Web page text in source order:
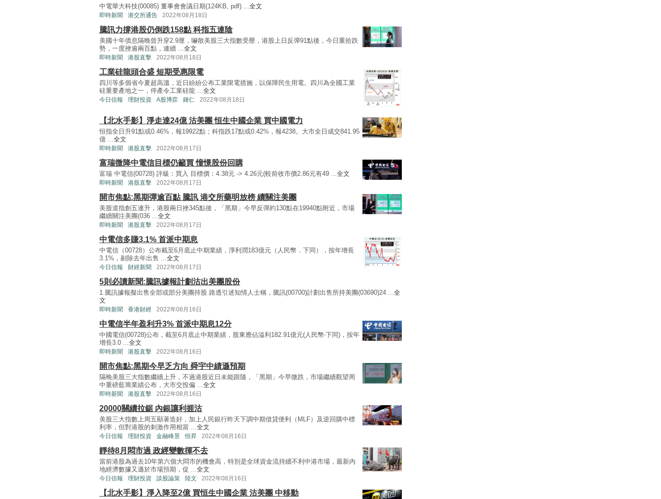
中電華大科技(00085) 董事會會議日期(124KB, pdf) ...全文
即時新聞 港交所通告 2022年08月18日
騰訊力撐港股仍倒跌158點 科指五連陰
美國十年債息隔晚曾升穿2.9厘，嚇散美股三大指數受壓，港股上日反彈91點後，今日重拾跌
勢，一度挫逾兩百點，連續 ...全文
即時新聞 港股直擊 2022年08月18日
工業硅龍頭合盛 短期受惠限電
四川等多個省今夏超高溫，近日紛紛公布工業限電措施，以保障民生用電。四川為全國工業
硅重要產地之一，停產令工業硅龍 ...全文
今日信報 理財投資 A股博弈 鍾仁 2022年08月18日
【北水手影】淨走達24億 沽美團 恒生中國企業 買中國電力
恒指全日升91點或0.46%，報19922點；科指跌17點或0.42%，報4238。大市全日成交841.95
億 ... 全文
即時新聞 港股直擊 2022年08月17日
富瑞微降中電信目標仍籲買 憧憬股份回購
富瑞 中電信(00728) 評級：買入 目標價：4.38元 -> 4.26元(較前收市價2.86元有49 ... 全文
即時新聞 港股直擊 2022年08月17日
開市焦點:黑期彈逾百點 騰訊 港交所藥明放榜 續關注美團
美股道指創五連升，港股兩日挫345點後，「黑期」今早反彈約130點在19940點附近，市場
繼續關注美團(036 ... 全文
即時新聞 港股直擊 2022年08月17日
中電信多賺3.1% 首派中期息
中電信（00728）公布截至6月底止中期業績，淨利潤183億元（人民幣．下同），按年增長
3.1%，剔除去年出售 ... 全文
今日信報 財經新聞 2022年08月17日
5則必讀新聞:騰訊據報計劃沽出美團股份
1.騰訊據報擬出售全部或部分美團持股 路透引述知情人士稱，騰訊(00700)計劃出售所持美團(03690)24 ... 全
文
即時新聞 香港財經 2022年08月16日
中電信半年盈利升3% 首派中期息12分
中國電信(00728)公布，截至6月底止中期業績，股東應佔溢利182.91億元(人民幣‧下同)，按年
增長3.0 ... 全文
即時新聞 港股直擊 2022年08月16日
開市焦點:黑期今早乏方向 舜宇中績遜預期
隔晚美股三大指數繼續上升，不過港股近日未能跟隨，「黑期」今早微跌，市場繼續觀望周
中重磅藍籌業績公布，大市交投偏 ... 全文
即時新聞 港股直擊 2022年08月16日
20000關續拉鋸 內銀讓利捱沽
美股三大指數上周五顯著造好，加上人民銀行昨天下調中期借貸便利（MLF）及逆回購中標
利率，但對港股的刺激作用相當 ... 全文
今日信報 理財投資 金融峰景 恒昇 2022年08月16日
靜待8月悶市過 政經變數揮不去
當前港股為過去10年第六個大悶市的機會高，特別是全球資金流持續不利中港市場，最新內
地經濟數據又遜於市場預期，促 ... 全文
今日信報 理財投資 談股論策 陸文 2022年08月16日
【北水手影】淨入降至2億 買恒生中國企業 沽美團 中移動